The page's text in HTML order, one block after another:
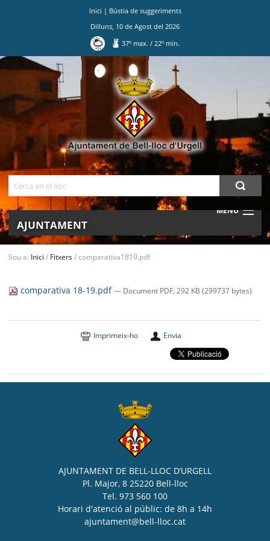
Inici | Bústia de suggeriments
Dilluns 10 de Agost del 2026
37º max./ 22º min.
MENU
AJUNTAMENT
Sou a: Inici / Fitxers/comparativa1819.pdf
comparativa 18-19.pdf— Document PDF, 292 KB (299737 bytes)
Imprimeix-ho Envia
AJUNTAMENT DE BELL-LLOC D’URGELL
Pl. Major, 8 25220 Bell-lloc
Tel. 973 560 100
Horari d'atenció al públic: de 8h a 14h
ajuntament@bell-lloc.cat